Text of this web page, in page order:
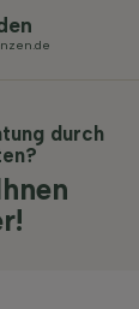
durch